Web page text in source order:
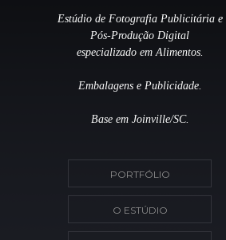
Estúdio de Fotografia Publicitária e
Pós-Produção Digital
especializado em Alimentos.
Embalagens e Publicidade.
Base em Joinville/SC.
PORTFÓLIO
O ESTÚDIO